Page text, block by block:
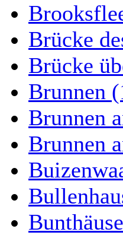
Brücke
Brücke
Brunnen
Brunnen
Brunnen